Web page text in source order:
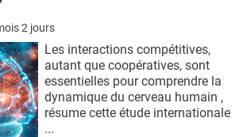
2 jours
Les interactions compétitives,
autant que coopératives, sont
essentielles pour comprendre la
dynamique du cerveau humain ,
résume cette étude internationale
...